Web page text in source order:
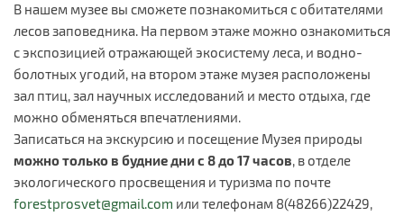
В нашем музее вы сможете познакомиться с обитателями
лесов заповедника. На первом этаже можно ознакомиться
с экспозицией отражающей экосистему леса, и водно-
болотных угодий, на втором этаже музея расположены
зал птиц, зал научных исследований и место отдыха, где
можно обменяться впечатлениями.
Записаться на экскурсию и посещение Музея природы
можно только в будние дни с 8 до 17 часов, в отделе
экологического просвещения и туризма по почте
forestprosvet@gmail.com или телефонам 8(48266)22429,